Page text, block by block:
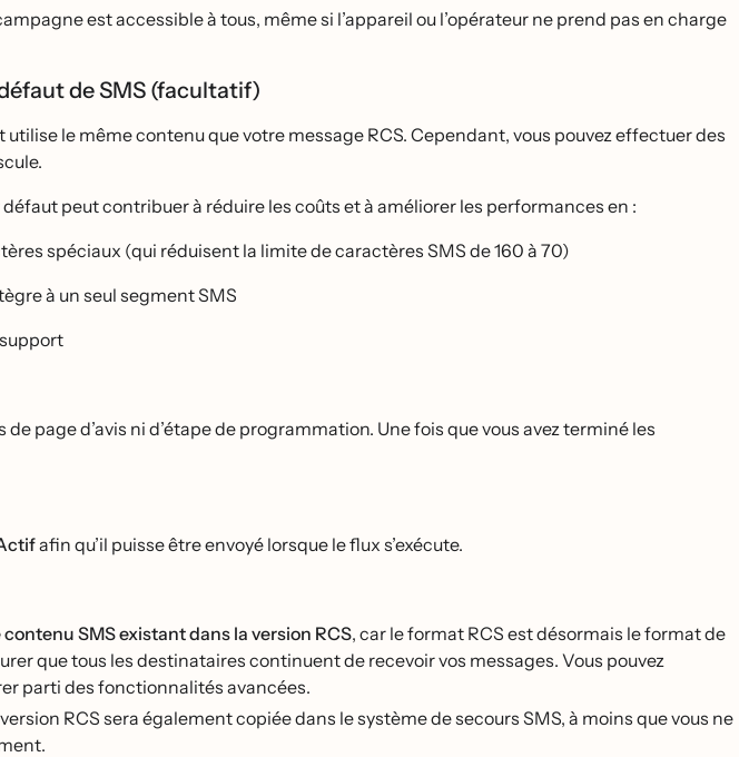
est accessible à tous, même si l’appareil ou l’opérateur ne prend pas en charge
de SMS (facultatif)
le même contenu que votre message RCS. Cependant, vous pouvez effectuer des
peut contribuer à réduire les coûts et à améliorer les performances en :
spéciaux (qui réduisent la limite de caractères SMS de 160 à 70)
à un seul segment SMS
page d’avis ni d’étape de programmation. Une fois que vous avez terminé les
afin qu’il puisse être envoyé lorsque le flux s’exécute.
SMS existant dans la version RCS, car le format RCS est désormais le format de
que tous les destinataires continuent de recevoir vos messages. Vous pouvez
parti des fonctionnalités avancées.
RCS sera également copiée dans le système de secours SMS, à moins que vous ne